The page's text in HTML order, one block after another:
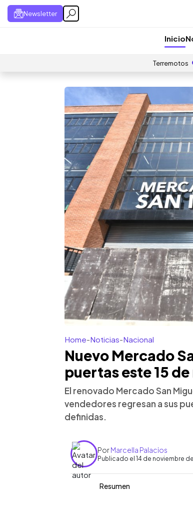
Newsletter
Inicio
Terremotos
Home-Noticias-Nacional
Nuevo Mercado
puertas este 15
El renovado Mercado San
vendedores regresan a sus
definidas.
PorMarcella Palacios
Publicado el 14 de noviembre
Resumen